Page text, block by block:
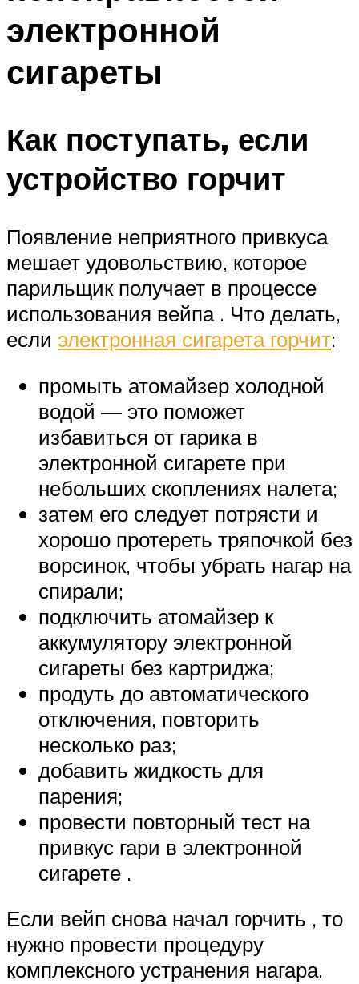
электронной
сигареты
Как поступать, если
устройство горчит
Появление неприятного привкуса
мешает удовольствию, которое
парильщик получает в процессе
использования вейпа . Что делать,
если электронная сигарета горчит:
промыть атомайзер холодной
водой — это поможет
избавиться от гарика в
электронной сигарете при
небольших скоплениях налета;
затем его следует потрясти и
хорошо протереть тряпочкой без
ворсинок, чтобы убрать нагар на
спирали;
подключить атомайзер к
аккумулятору электронной
сигареты без картриджа;
продуть до автоматического
отключения, повторить
несколько раз;
добавить жидкость для
парения;
провести повторный тест на
привкус гари в электронной
сигарете .
Если вейп снова начал горчить , то
нужно провести процедуру
комплексного устранения нагара.